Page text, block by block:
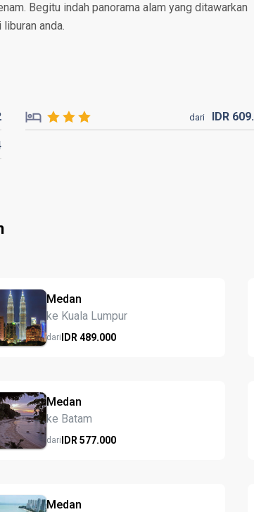
Begitu indah panorama alam yang ditawarkan
anda.
dari IDR 609.
Medan
ke Kuala Lumpur
dariIDR 489.000
Medan
ke Batam
dariIDR 577.000
Medan